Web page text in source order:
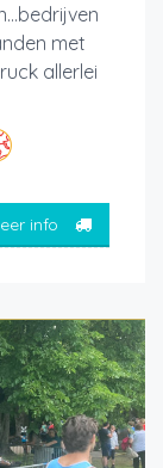
met
allerlei
info